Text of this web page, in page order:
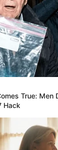
True: Men
Hack